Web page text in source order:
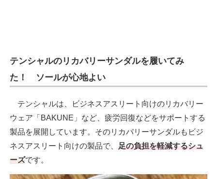
テンシャルのリカバリーサンダルを履いてみ
た！ ソールが心地よい
テンシャルは、ビジネスアスリート向けのリカバリー
ウェア「BAKUNE」など、疲労回復などをサポートする
製品を展開しています。そのリカバリーサンダルもビジ
ネスアスリート向けの製品で、 足の負担を軽減するシュ
ーズです。